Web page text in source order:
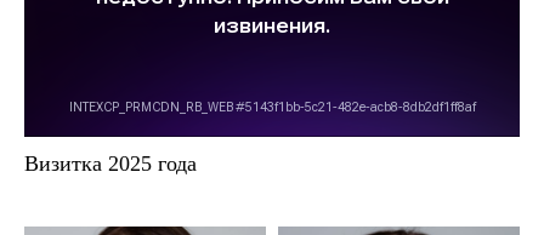
Визитка 2025 года